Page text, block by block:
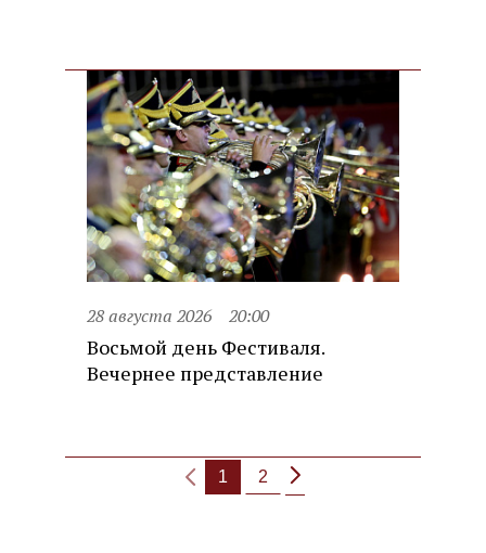
28 августа 2026 20:00
Восьмой день Фестиваля.
Вечернее представление
1 2